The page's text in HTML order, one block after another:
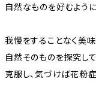
自然なものを好むように
我慢をすることなく美
自然そのものを探究し
克服し、気づけば花粉